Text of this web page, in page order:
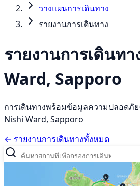
วางแผนการเดินทาง
รายงานการเดินทาง
รายงานการเดินท
Ward, Sapporo
การเดินทางพร้อมข้อมูลความปลอดภั
Nishi Ward, Sapporo
← รายงานการเดินทางทั้งหมด